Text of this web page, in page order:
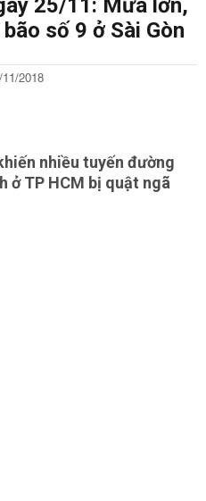
25/11: Mưa lớn,
số 9 ở Sài Gòn
2018
nhiều tuyến đường
ở TP HCM bị quật ngã